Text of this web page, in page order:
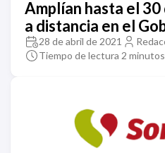
Amplían hasta el
a distancia en el
28 de abril de 2021
Tiempo de lectura 2 minutos